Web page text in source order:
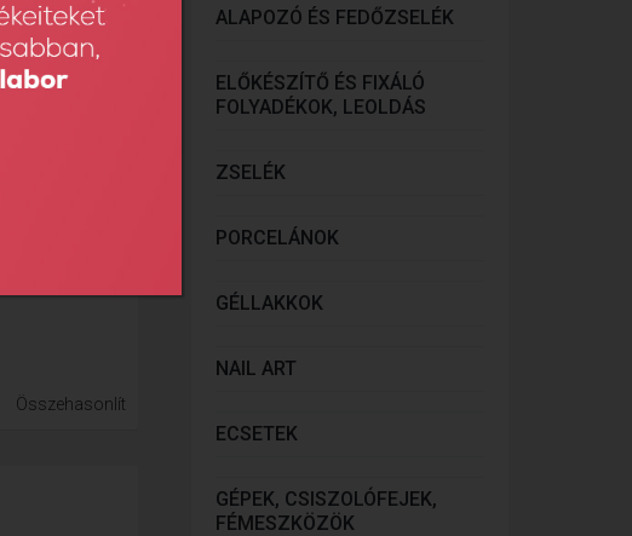
Összehasonlít
ALAPOZÓ ÉS FEDŐZSELÉK
ELŐKÉSZÍTŐ ÉS FIXÁLÓ
FOLYADÉKOK, LEOLDÁS
ZSELÉK
PORCELÁNOK
GÉLLAKKOK
NAIL ART
ECSETEK
GÉPEK, CSISZOLÓFEJEK,
FÉMESZKÖZÖK